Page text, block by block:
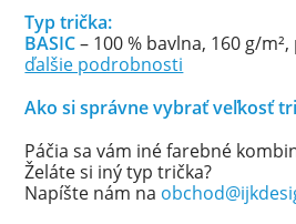
Typ trička:
BASIC– 100 % bavlna, 160 g/
ďalšie podrobnosti
Ako si správne vybrať veľkosť
Páčia sa vám iné farebné
Želáte si iný typ trička?
Napíšte nám na